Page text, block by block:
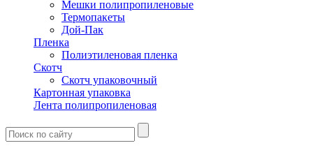
Мешки полипропиленовые
Термопакеты
Дой-Пак
Пленка
Полиэтиленовая пленка
Скотч
Скотч упаковочный
Картонная упаковка
Лента полипропиленовая